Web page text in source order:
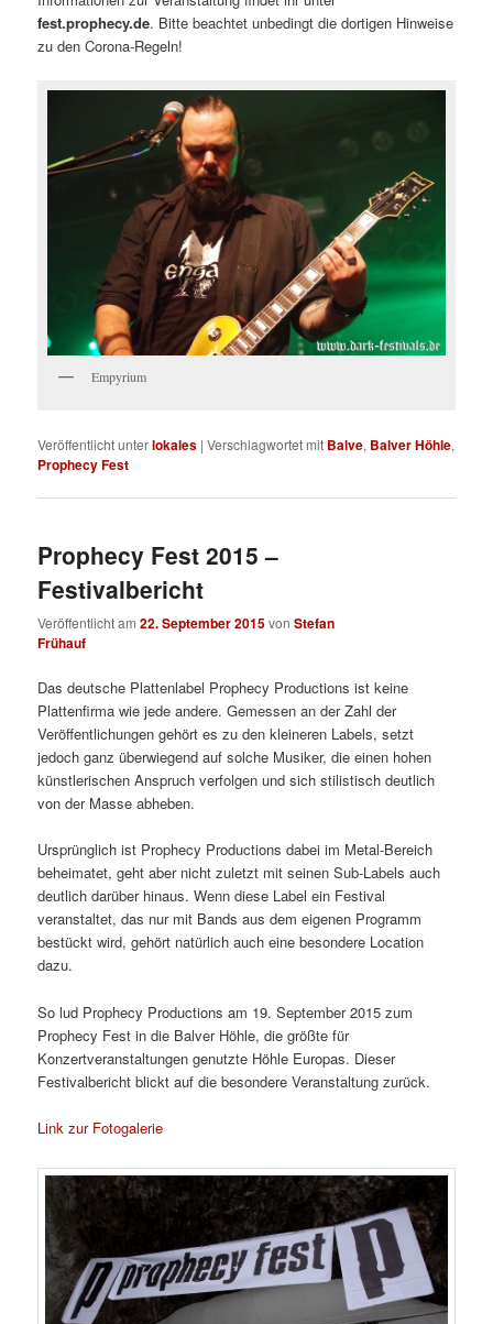
fest.prophecy.de. Bitte beachtet unbedingt die dortigen Hinweise
zu den Corona-Regeln!
Empyrium
Veröffentlicht unterlokales |Verschlagwortet mit Balve, Balver Höhle,
Prophecy Fest
Prophecy Fest 2015 –
Festivalbericht
Veröffentlicht am22. September 2015vonStefan
Frühauf
Das deutsche Plattenlabel Prophecy Productions ist keine
Plattenfirma wie jede andere. Gemessen an der Zahl der
Veröffentlichungen gehört es zu den kleineren Labels, setzt
jedoch ganz überwiegend auf solche Musiker, die einen hohen
künstlerischen Anspruch verfolgen und sich stilistisch deutlich
von der Masse abheben.
Ursprünglich ist Prophecy Productions dabei im Metal-Bereich
beheimatet, geht aber nicht zuletzt mit seinen Sub-Labels auch
deutlich darüber hinaus. Wenn diese Label ein Festival
veranstaltet, das nur mit Bands aus dem eigenen Programm
bestückt wird, gehört natürlich auch eine besondere Location
dazu.
So lud Prophecy Productions am 19. September 2015 zum
Prophecy Fest in die Balver Höhle, die größte für
Konzertveranstaltungen genutzte Höhle Europas. Dieser
Festivalbericht blickt auf die besondere Veranstaltung zurück.
Link zur Fotogalerie